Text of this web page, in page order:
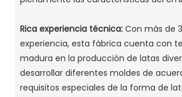
Rica experiencia técnica: Con más de
experiencia, esta fábrica cuenta con
madura en la producción de latas
desarrollar diferentes moldes de
requisitos especiales de la forma de